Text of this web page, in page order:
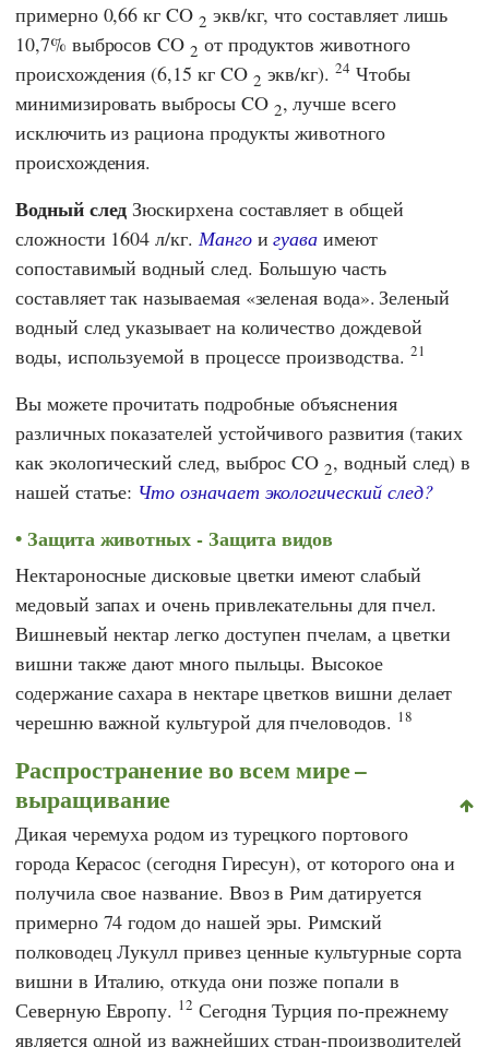
примерно 0,66 кг CO 2 экв/кг, что составляет лишь
10,7% выбросов CO2 от продуктов животного
происхождения (6,15 кг CO 2 экв/кг).24 Чтобы
минимизировать выбросы CO 2, лучше всего
исключить из рациона продукты животного
происхождения.
Водный след Зюскирхена составляет в общей
сложности 1604 л/кг. Мангоигуава имеют
сопоставимый водный след. Большую часть
составляет так называемая «зеленая вода». Зеленый
водный след указывает на количество дождевой
воды, используемой в процессе производства. 21
Вы можете прочитать подробные объяснения
различных показателей устойчивого развития (таких
как экологический след, выброс CO2, водный след) в
нашей статье: Что означает экологический след?
Защита животных - Защита видов
Нектароносные дисковые цветки имеют слабый
медовый запах и очень привлекательны для пчел.
Вишневый нектар легко доступен пчелам, а цветки
вишни также дают много пыльцы. Высокое
содержание сахара в нектаре цветков вишни делает
черешню важной культурой для пчеловодов. 18
Распространение во всем мире –
выращивание
Дикая черемуха родом из турецкого портового
города Керасос (сегодня Гиресун), от которого она и
получила свое название. Ввоз в Рим датируется
примерно 74 годом до нашей эры. Римский
полководецЛукулл привез ценные культурные сорта
вишни в Италию, откуда они позже попали в
Северную Европу. 12 Сегодня Турция по-прежнему
является одной из важнейших стран-производителей